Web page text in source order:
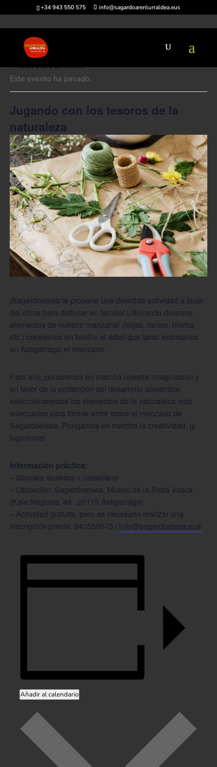
+34 943 550 575 info@sagardoarenlurraldea.eus
« Todos los Eventos
Este evento ha pasado.
Jugando con los tesoros de la
naturaleza
¡Sagardoetxea te propone una divertida actividad a favor
del clima para disfrutar en familia! Utilizando diversos
elementos de nuestro manzanal (hojas, ramas, hierba,
etc.) crearemos en familia el árbol que tanto estimamos
en Astigarraga: el manzano.
Para ello, pondremos en marcha nuestra imaginación y
en favor de la protección del desarrollo sostenible,
seleccionaremos los elementos de la naturaleza más
adecuados para formar entre todos el manzano de
Sagardoetxea. Pongamos en marcha la creatividad, ¡y
juguemos!
Información práctica:
– Idiomas: euskara + castellano
– Ubicación: Sagardoetxea, Museo de la Sidra Vasca
(Kale Nagusia, 48 · 20115 Astigarraga)
– Actividad gratuita, pero es necesario realizar una
inscripción previa: 943550575 / info@sagardoetxea.eus
Añadir al calendario